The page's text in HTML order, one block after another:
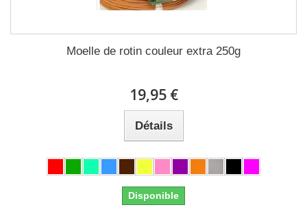
Moelle de rotin couleur extra 250g
19,95 €
Détails
Disponible